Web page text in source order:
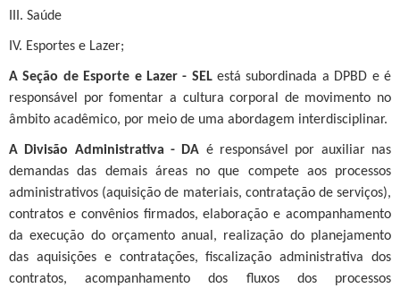
III. Saúde
IV. Esportes e Lazer;
A Seção de Esporte e Lazer - SELestá subordinada a DPBD e é
responsável por fomentar a cultura corporal de movimento no
âmbito acadêmico, por meio de uma abordagem interdisciplinar.
A Divisão Administrativa - DA é responsável por auxiliar nas
demandas das demais áreas no que compete aos processos
administrativos (aquisição de materiais, contratação de serviços),
contratos e convênios firmados, elaboração e acompanhamento
da execução do orçamento anual, realização do planejamento
das aquisições e contratações, fiscalização administrativa dos
contratos, acompanhamento dos fluxos dos processos